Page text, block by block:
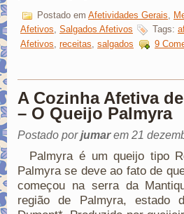
Postado em Afetividades Gerais
Afetivos, Salgados Afetivos Tags:
Afetivos, receitas, salgados 9
A Cozinha Afetiva
– O Queijo Palmyra
Postado porjumarem 21
Palmyra é um queijo tipo
Palmyra se deve ao fato de
começou na serra da
região de Palmyra, estado